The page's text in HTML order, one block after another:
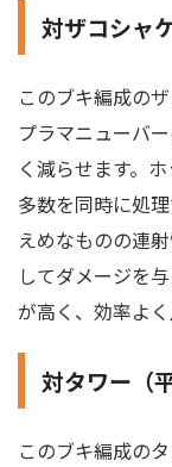
対ザコシャ
このブキ編成の
プラマニューバ
く減らせます。
多数を同時に処
えめなものの連
してダメージを
が高く、効率よく
対タワー（
このブキ編成の